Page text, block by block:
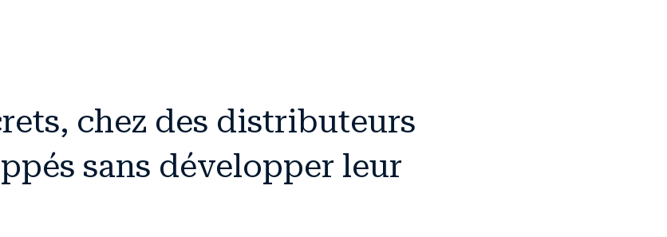
chez des distributeurs
sans développer leur